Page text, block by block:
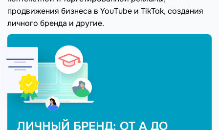
продвижения бизнеса в YouTube и TikTok, создания
личного бренда и другие.
ЛИЧНЫЙ БРЕНД: ОТ А ДО